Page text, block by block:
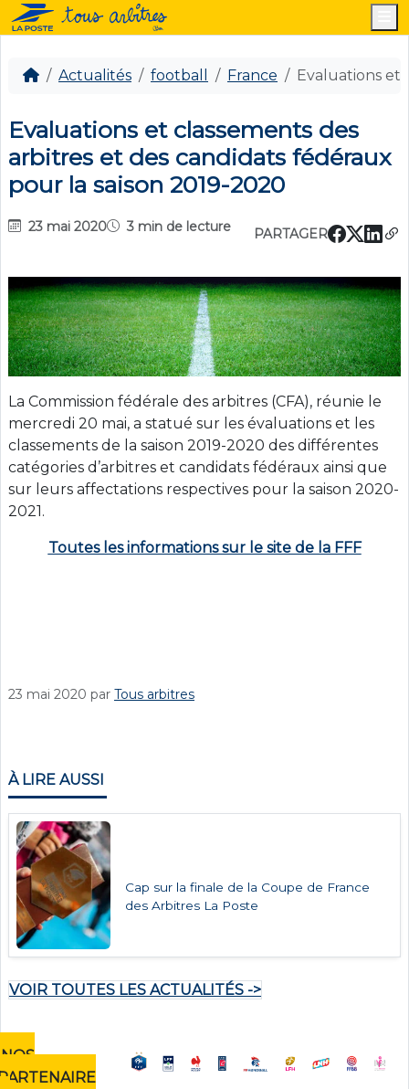
Actualités football France Evaluations et
Evaluations et classements des
arbitres et des candidats fédéraux
pour la saison 2019-2020
23 mai 2020 3 min de lecture PARTAGER
La Commission fédérale des arbitres (CFA), réunie le
mercredi 20 mai, a statué sur les évaluations et les
classements de la saison 2019-2020 des différentes
catégories d’arbitres et candidats fédéraux ainsi que
sur leurs affectations respectives pour la saison 2020-
2021.
Toutes les informations sur le site de la FFF
23 mai 2020 par Tous arbitres
À LIRE AUSSI
Cap sur la finale de la Coupe de France
des Arbitres La Poste
VOIR TOUTES LES ACTUALITÉS ->
NOS